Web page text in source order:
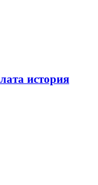
история